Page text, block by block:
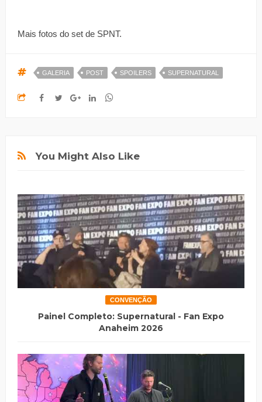
Mais fotos do set de SPNT.
GALERIA POST SPOILERS SUPERNATURAL
You Might Also Like
CONVENÇÃO
Painel Completo: Supernatural - Fan Expo
Anaheim 2026